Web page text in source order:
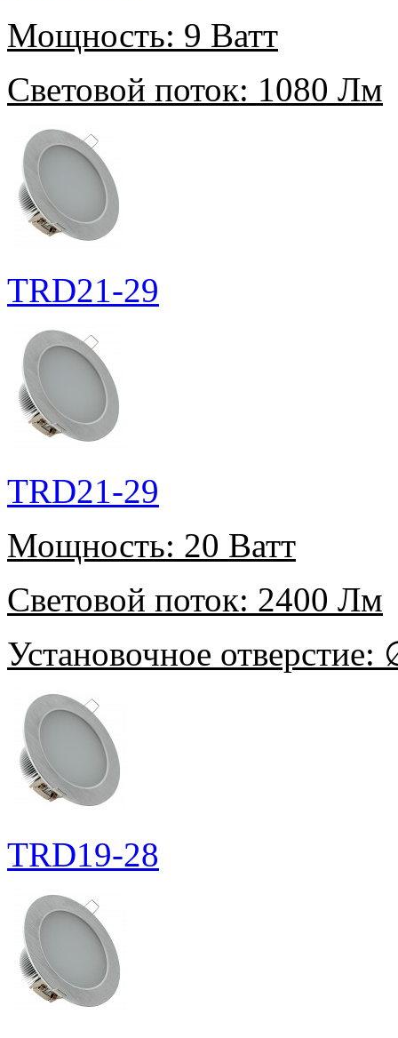
Мощность: 9 Ватт
Световой поток: 1080 Лм
TRD21-29
TRD21-29
Мощность: 20 Ватт
Световой поток: 2400 Лм
Установочное отверстие:
TRD19-28